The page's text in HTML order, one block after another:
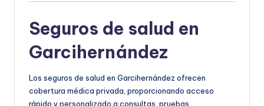
Seguros de salud en
Garcihernández
Los seguros de salud en Garcihernández ofrecen
cobertura médica privada, proporcionando acceso
rápido y personalizado a consultas, pruebas